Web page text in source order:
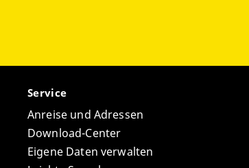
Service
Anreise und Adressen
Download-Center
Eigene Daten verwalten